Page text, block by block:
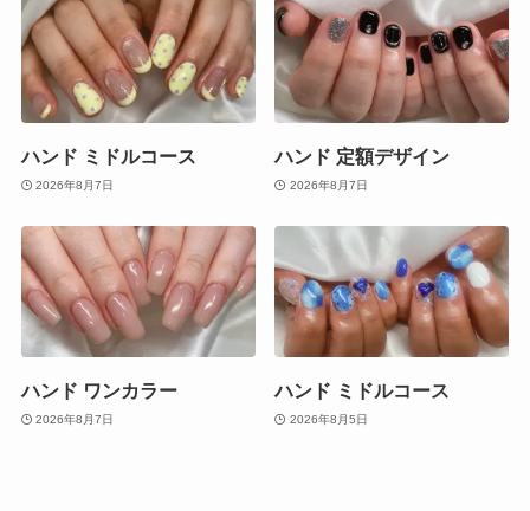
ハンド ミドルコース
2026年8月7日
ハンド 定額デザイン
2026年8月7日
ハンド ワンカラー
2026年8月7日
ハンド ミドルコース
2026年8月5日